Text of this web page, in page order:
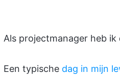
Als projectmanager heb
Een typische dag in mijn